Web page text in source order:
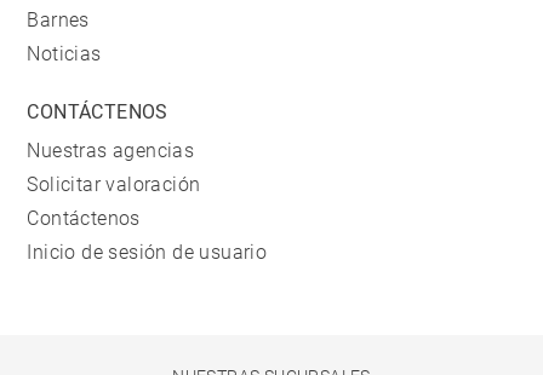
Barnes
Noticias
CONTÁCTENOS
Nuestras agencias
Solicitar valoración
Contáctenos
Inicio de sesión de usuario